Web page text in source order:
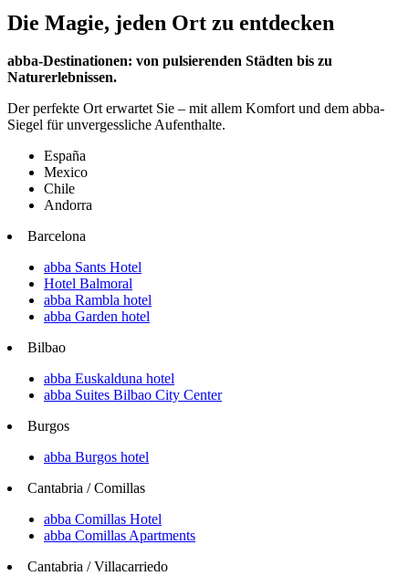
Die Magie, jeden Ort zu entdecken
abba-Destinationen: von pulsierenden Städten bis zu
Naturerlebnissen.
Der perfekte Ort erwartet Sie – mit allem Komfort und dem abba-
Siegel für unvergessliche Aufenthalte.
España
Mexico
Chile
Andorra
Barcelona
abba Sants Hotel
Hotel Balmoral
abba Rambla hotel
abba Garden hotel
Bilbao
abba Euskalduna hotel
abba Suites Bilbao City Center
Burgos
abba Burgos hotel
Cantabria / Comillas
abba Comillas Hotel
abba Comillas Apartments
Cantabria / Villacarriedo